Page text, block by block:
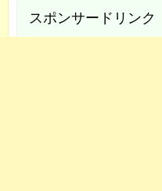
スポンサードリンク